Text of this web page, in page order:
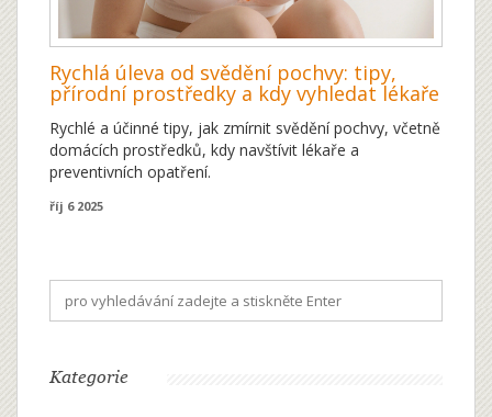
Rychlá úleva od svědění pochvy: tipy,
přírodní prostředky a kdy vyhledat lékaře
Rychlé a účinné tipy, jak zmírnit svědění pochvy, včetně
domácích prostředků, kdy navštívit lékaře a
preventivních opatření.
říj 6 2025
Kategorie